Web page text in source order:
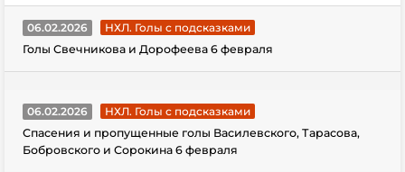
06.02.2026
НХЛ. Голы с подсказками
Голы Свечникова и Дорофеева 6 февраля
06.02.2026
НХЛ. Голы с подсказками
Спасения и пропущенные голы Василевского, Тарасова,
Бобровского и Сорокина 6 февраля